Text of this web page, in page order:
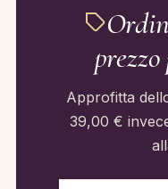
Approfitta
39,00 €